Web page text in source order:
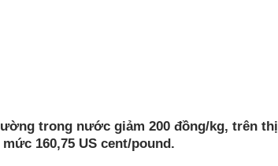
trong nước giảm 200 đồng/kg, trên thị
160,75 US cent/pound.